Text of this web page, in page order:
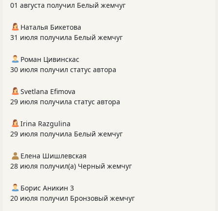
01 августа получил Белый жемчуг
Наталья Бикетова
31 июля получила Белый жемчуг
Роман Цивинскас
30 июля получил статус автора
Svetlana Efimova
29 июля получила статус автора
Irina Razgulina
29 июля получила Белый жемчуг
Елена Шишлевская
28 июля получил(а) Черный жемчуг
Борис Аникин 3
20 июля получил Бронзовый жемчуг